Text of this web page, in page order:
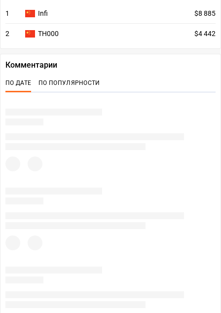
1 Infi $8 885
2 TH000 $4 442
Комментарии
ПО ДАТЕ ПО ПОПУЛЯРНОСТИ